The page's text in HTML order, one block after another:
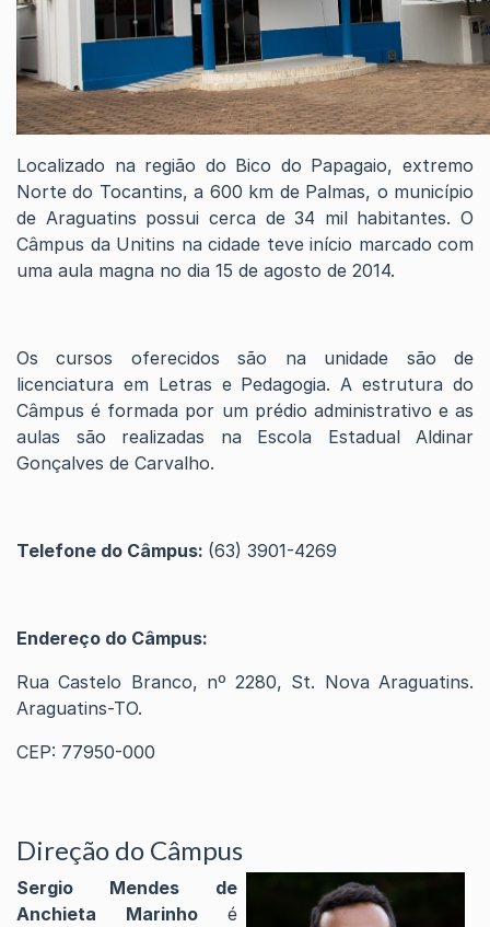
Localizado na região do Bico do Papagaio, extremo
Norte do Tocantins, a 600 km de Palmas, o município
de Araguatins possui cerca de 34 mil habitantes. O
Câmpus da Unitins na cidade teve início marcado com
uma aula magna no dia 15 de agosto de 2014.
Os cursos oferecidos são na unidade são de
licenciatura em Letras e Pedagogia. A estrutura do
Câmpus é formada por um prédio administrativo e as
aulas são realizadas na Escola Estadual Aldinar
Gonçalves de Carvalho.
Telefone do Câmpus: (63) 3901-4269
Endereço do Câmpus:
Rua Castelo Branco, nº 2280, St. Nova Araguatins.
Araguatins-TO.
CEP: 77950-000
Direção do Câmpus
Sergio Mendes de
Anchieta Marinho é